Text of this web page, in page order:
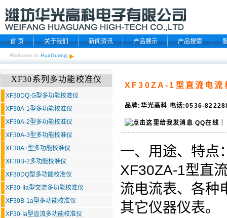
首 页 关于我们 新闻资讯 产品展示 产品搜索
XF30系列多功能校准仪
XF30DQ-G型多功能校准仪
XF30A-1型多功能校准仪
XF30A-2型多功能校准仪
XF30A-3型多功能校准仪
XF30A+型多功能校准仪
XF30B-2多功能校准仪
XF30DQ型多功能校准仪
XF30-IIa型交流多功能校准仪
XF30B-1a型多功能校准仪
XF30-Ia型直流多功能校准仪
XF30ZA-1型直流电流
品牌:华光高科 电话:0536-
QQ在线
一、用途、特点
XF30ZA-1型直
流电流表、各种
其它仪器仪表。